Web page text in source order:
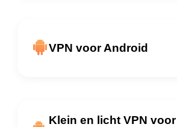
VPN voor Android
Klein en licht VPN voor